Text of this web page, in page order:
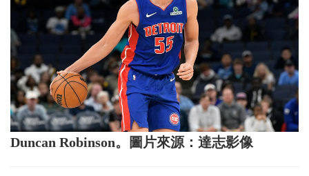
Duncan Robinson。圖片來源：達志影像